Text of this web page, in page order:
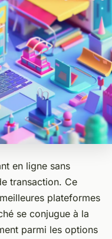
en ligne sans
transaction. Ce
plateformes
se conjugue à la
parmi les options